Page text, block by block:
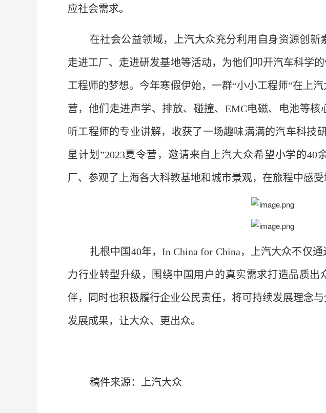
应社会需求。
在社会公益领域，上汽大众充分利用自身资源创新
走进工厂、走进研发基地等活动，为他们叩开汽车科学
工程师的梦想。今年寒假伊始，一群“小小工程师”在上
营，他们走进声学、排放、碰撞、EMC电磁、电池等
听工程师的专业讲解，收获了一场趣味满满的汽车科技
星计划”2023夏令营，邀请来自上汽大众希望小学的40
厂、参观了上海各大科教基地和城市景观，在旅程中感受
扎根中国40年，In China for China，上汽大众不仅
力行业转型升级，围绕中国用户的真实需求打造品质出
伴，同时也积极履行企业公民责任，将可持续发展理念
发展成果，让大众、更出众。
稿件来源：上汽大众